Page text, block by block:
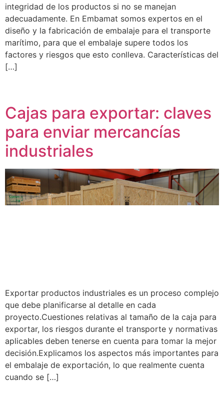
integridad de los productos si no se manejan
adecuadamente. En Embamat somos expertos en el
diseño y la fabricación de embalaje para el transporte
marítimo, para que el embalaje supere todos los
factores y riesgos que esto conlleva. Características del
[…]
Cajas para exportar: claves
para enviar mercancías
industriales
Exportar productos industriales es un proceso complejo
que debe planificarse al detalle en cada
proyecto.Cuestiones relativas al tamaño de la caja para
exportar, los riesgos durante el transporte y normativas
aplicables deben tenerse en cuenta para tomar la mejor
decisión.Explicamos los aspectos más importantes para
el embalaje de exportación, lo que realmente cuenta
cuando se […]